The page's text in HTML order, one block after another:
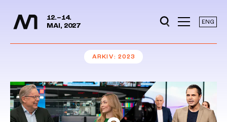
Hopp til hovedinnhold
12.–14.
MAI, 2027
ENG
ARKIV 2023